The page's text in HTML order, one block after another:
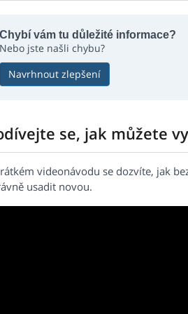
Chybí vám tu důležité informace?
Nebo jste našli chybu?
Navrhnout zlepšení
se, jak můžete
videonávodu se dozvíte, jak
usadit novou.